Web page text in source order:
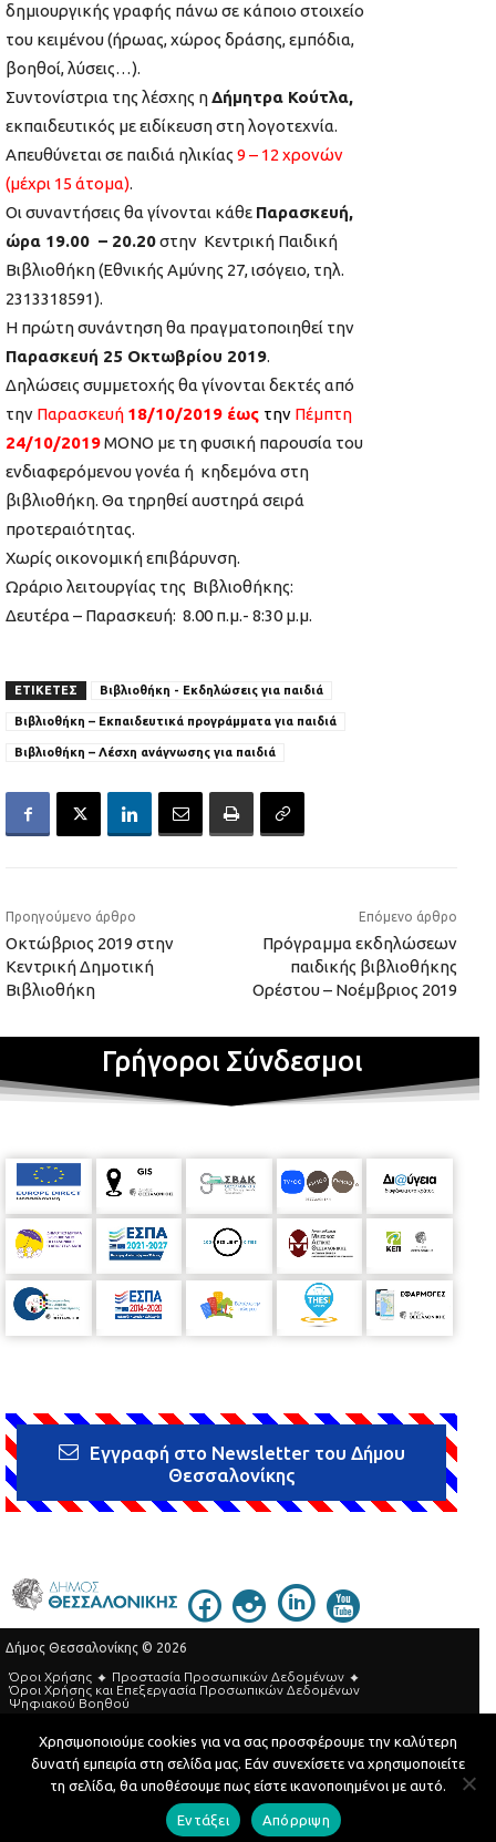
δημιουργικής γραφής πάνω σε κάποιο στοιχείο
του κειμένου (ήρωας, χώρος δράσης, εμπόδια,
βοηθοί, λύσεις…).
Συντονίστρια της λέσχης ηΔήμητρα Κούτλα,
εκπαιδευτικός με ειδίκευση στη λογοτεχνία.
Απευθύνεται σε παιδιά ηλικίας 9 – 12 χρονών
(μέχρι 15 άτομα).
Οι συναντήσεις θα γίνονται κάθε Παρασκευή,
ώρα 19.00 – 20.20στην Κεντρική Παιδική
Βιβλιοθήκη (Εθνικής Αμύνης 27, ισόγειο, τηλ.
2313318591).
Η πρώτη συνάντηση θα πραγματοποιηθεί την
Παρασκευή 25 Οκτωβρίου 2019.
Δηλώσεις συμμετοχής θα γίνονται δεκτές από
την Παρασκευή 18/10/2019 έως την Πέμπτη
24/10/2019ΜΟΝΟ με τη φυσική παρουσία του
ενδιαφερόμενου γονέα ή κηδεμόνα στη
βιβλιοθήκη. Θα τηρηθεί αυστηρά σειρά
προτεραιότητας.
Χωρίς οικονομική επιβάρυνση.
Ωράριο λειτουργίας της Βιβλιοθήκης:
Δευτέρα – Παρασκευή: 8.00 π.μ.- 8:30 μ.μ.
ΕΤΙΚΕΤΕΣ Βιβλιοθήκη - Εκδηλώσεις για παιδιά
Βιβλιοθήκη – Εκπαιδευτικά προγράμματα για παιδιά
Βιβλιοθήκη – Λέσχη ανάγνωσης για παιδιά
Προηγούμενο άρθρο
Οκτώβριος 2019 στην
Κεντρική Δημοτική
Βιβλιοθήκη
Επόμενο άρθρο
Πρόγραμμα εκδηλώσεων
παιδικής βιβλιοθήκης
Ορέστου – Νοέμβριος 2019
Γρήγοροι Σύνδεσμοι
Εγγραφή στο Newsletter του Δήμου
Θεσσαλονίκης
Δήμος Θεσσαλονίκης © 2026
Όροι Χρήσης
Προστασία Προσωπικών Δεδομένων
Όροι Xρήσης και Eπεξεργασία Προσωπικών Δεδομένων
Ψηφιακού Βοηθού
Τηλεφωνικός Κατάλογος
Developed by MyCompany Projects
Χρησιμοποιούμε cookies για να σας προσφέρουμε την καλύτερη
δυνατή εμπειρία στη σελίδα μας. Εάν συνεχίσετε να χρησιμοποιείτε
τη σελίδα, θα υποθέσουμε πως είστε ικανοποιημένοι με αυτό.
Εντάξει Απόρριψη